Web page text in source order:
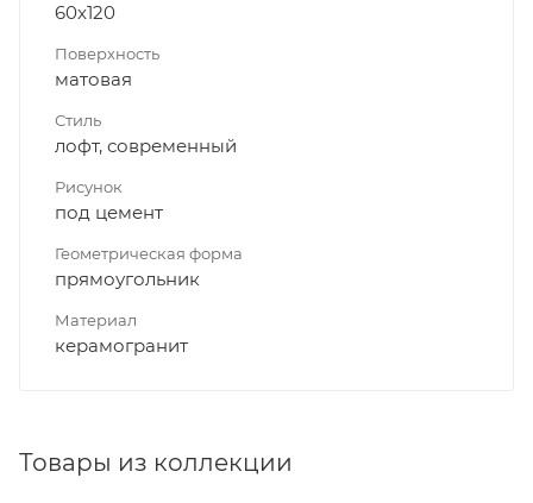
60x120
Поверхность
матовая
Стиль
лофт, современный
Рисунок
под цемент
Геометрическая форма
прямоугольник
Материал
керамогранит
Товары из коллекции